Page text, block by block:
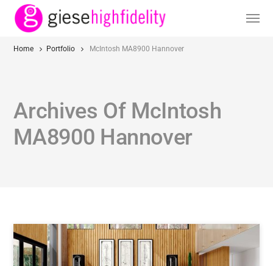
Home Portfolio McIntosh MA8900 Hannover
Archives Of McIntosh
MA8900 Hannover